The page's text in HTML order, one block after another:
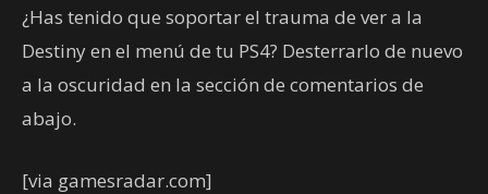
¿Has tenido que soportar el trauma de ver a la
Destiny en el menú de tu PS4? Desterrarlo de nuevo
a la oscuridad en la sección de comentarios de
abajo.
[via gamesradar.com]